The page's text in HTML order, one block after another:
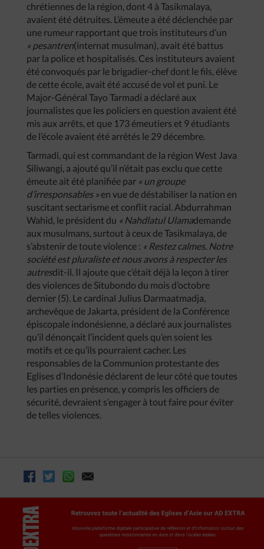
chrétiennes de la région, dont 4 à Tasikmalaya,
avaient été détruites. L’émeute a été déclenchée par
une rumeur rapportant que trois instituteurs d’un
« pesantren(internat musulman), avait été battus
par la police et hospitalisés. Ces instituteurs avaient
été convoqués par le brigadier-chef dont le fils, élève
de cette école, avait été accusé de vol et puni. Le
Major-Général Tayo Tarmadi a déclaré aux
journalistes que les policiers en question avaient été
mis aux arrêts, et que 173 émeutiers et 9 étudiants
de l’école avaient été arrêtés le 29 décembre.
Tarmadi, qui est commandant de la région West Java
Siliwangi, a ajouté qu’il n’était pas exclu que cette
émeute ait été planifiée par « un groupe
d’irresponsables » en vue de déstabiliser la nation en
suscitant sectarisme et conflit racial. Abdurrahman
Wahid, le président du « Nahdlatul Ulamademande
aux musulmans, surtout à ceux de Tasikmalaya, de
s’abstenir de toute violence : « Restez calmes. Notre
société est pluraliste et nous avons à respecter les
autresdit-il. Il ajoute que c’était déjà la leçon à tirer
des violences de Situbondo du mois d’octobre
dernier (5). Le cardinal Julius Darmaatmadja,
archevêque de Jakarta, président de la Conférence
épiscopale indonésienne, a déclaré aux journalistes
qu’il dénonçait l’incident quels qu’en soient les
motifs et ce qu’ils pourraient cacher. Les
responsables de la Communion protestante des
Eglises d’Indonésie déclarent de leur côté que toutes
les parties en présence, y compris les officiers de
sécurité, devraient s’engager à tout faire pour éviter
de telles violences.